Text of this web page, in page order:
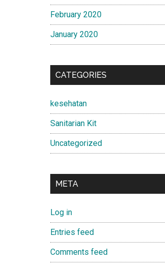
February 2020
January 2020
CATEGORIES
kesehatan
Sanitarian Kit
Uncategorized
META
Log in
Entries feed
Comments feed